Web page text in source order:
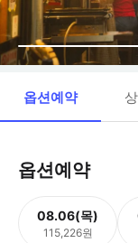
옵션예약
옵션예약
08.06(목)
115,226원